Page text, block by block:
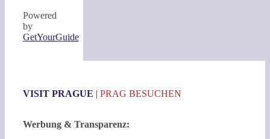
Powered
by
GetYourGuide
VISIT PRAGUE | PRAG BESUCHEN
Werbung & Transparenz: